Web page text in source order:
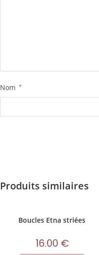
Nom *
Produits similaires
Boucles Etna striées
16.00 €